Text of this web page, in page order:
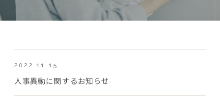
2022.11.15
人事異動に関するお知らせ